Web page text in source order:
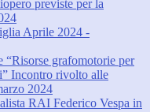
previste per la
Aprile 2024 -
“Risorse grafomotorie per
Incontro rivolto alle
2024
RAI Federico Vespa in